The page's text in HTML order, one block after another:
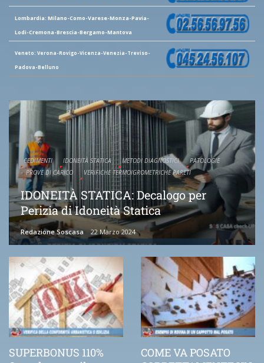
Lombardia: Milano-Como-Varese-Monza-Pavia-
Lodi-Cremona-Brescia-Bergamo-Mantova
Veneto: Verona-Rovigo-Vicenza-Venezia-Treviso-
Padova-Belluno
CEDIMENTI IDONEITÀ STATICA METODI DIAGNOSTICI
PATOLOGIE
PROVE DI CARICO
VERIFICHE TERMOIGROMETRICHE PARETI
IDONEITÀ STATICA: Decalogo per
Perizia di Idoneità Statica
Redazione Soscasa 22 Marzo 2024
SUPERBONUS 110%
COME VA POSATO